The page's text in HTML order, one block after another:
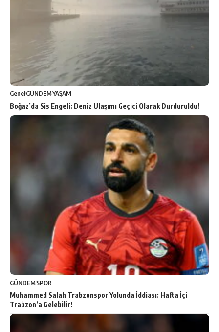
GenelGÜNDEMYAŞAM
Boğaz’da Sis Engeli: Deniz Ulaşımı Geçici Olarak Durduruldu!
GÜNDEMSPOR
Muhammed Salah Trabzonspor Yolunda İddiası: Hafta İçi
Trabzon’a Gelebilir!